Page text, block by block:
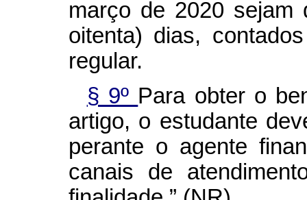
março de 2020 sejam
oitenta) dias,
regular.
§ 9º Para obter o
artigo, o estudante
perante o agente
canais de